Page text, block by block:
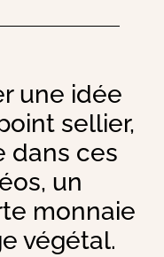
une idée
sellier,
dans ces
un
monnaie
végétal.